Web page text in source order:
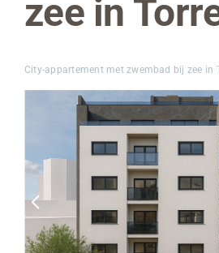
Over CasaCoach
zee in
City-appartement met zwembad bij zee in